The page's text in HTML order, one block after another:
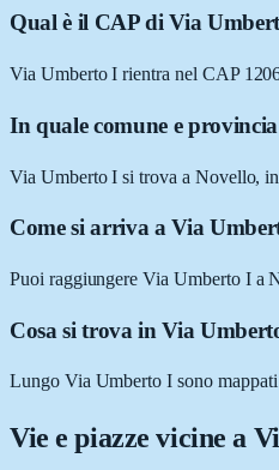
Qual è il CAP di Via
Via Umberto I rientra nel CAP
In quale comune e
Via Umberto I si trova a Novello,
Come si arriva a Via
Puoi raggiungere Via Umberto I a
Cosa si trova in Via
Lungo Via Umberto I sono
Vie e piazze vicine a